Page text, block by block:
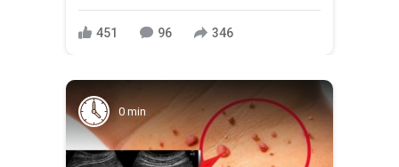
451 96 346
0 min